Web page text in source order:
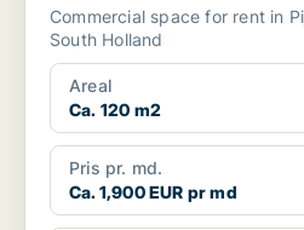
Commercial space for rent in
South Holland
Areal
Ca. 120 m2
Pris pr. md.
Ca. 1,900 EUR pr md